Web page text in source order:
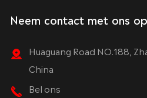
Neem contact met ons op
Huaguang Road NO.188,
China
Bel ons